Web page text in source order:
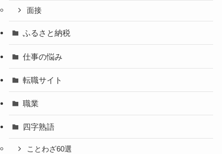
面接
ふるさと納税
仕事の悩み
転職サイト
職業
四字熟語
ことわざ60選